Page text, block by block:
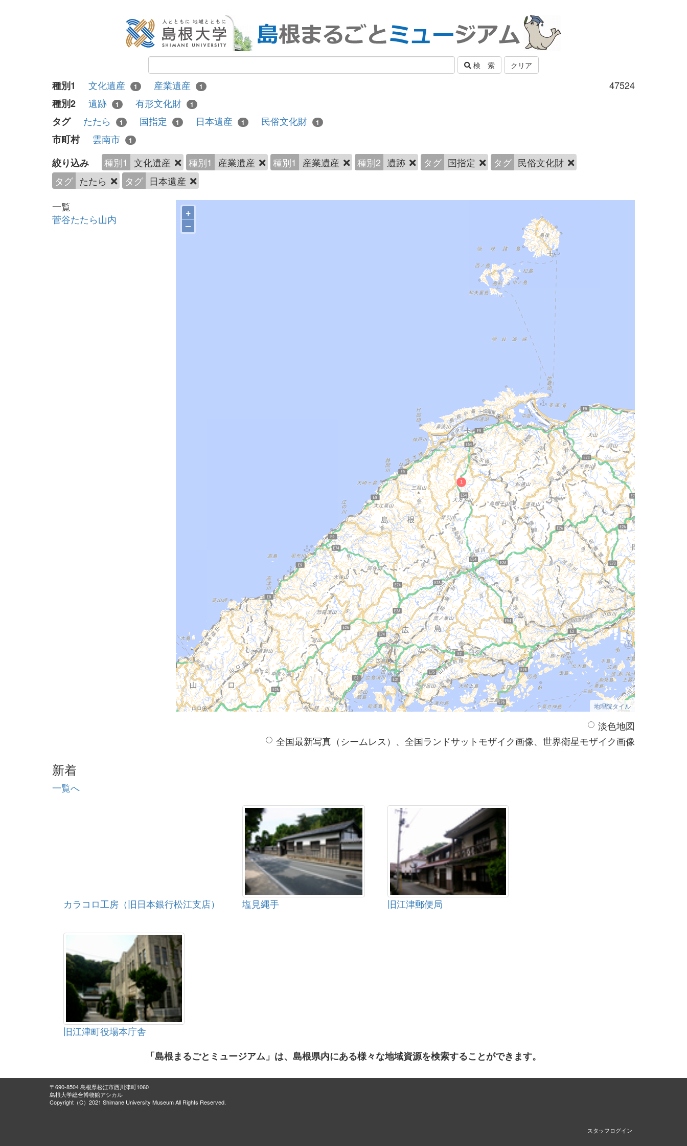
検 索 クリア
47524
種別1 文化遺産 1 産業遺産 1
種別2 遺跡 1 有形文化財 1
タグ たたら 1 国指定 1 日本遺産 1 民俗文化財 1
市町村 雲南市 1
絞り込み 種別1 文化遺産 種別1 産業遺産 種別1 産業遺産 種別2 遺跡 タグ 国指定 タグ 民俗文化財
タグ たたら タグ 日本遺産
一覧
菅谷たたら山内
+
–
地理院タイル
淡色地図
全国最新写真（シームレス）、全国ランドサットモザイク画像、世界衛星モザイク画像
新着
一覧へ
カラコロ工房（旧日本銀行松江支店） 塩見縄手 旧江津郵便局
旧江津町役場本庁舎
「島根まるごとミュージアム」は、島根県内にある様々な地域資源を検索することができます。
〒690-8504 島根県松江市西川津町1060
島根大学総合博物館アシカル
Copyright（C）2021 Shimane University Museum All Rights Reserved.
スタッフログイン